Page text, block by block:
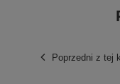
Poprzedni z tej